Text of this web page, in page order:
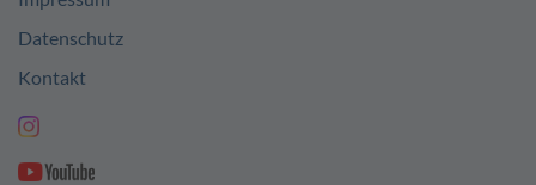
Datenschutz
Kontakt